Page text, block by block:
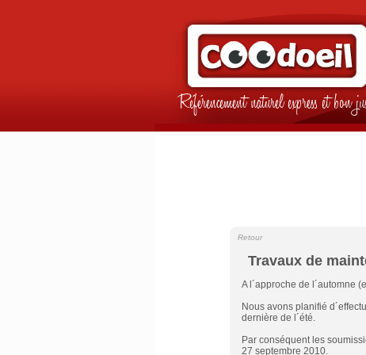
Référencement naturel express et
Travaux de
Retour
A l´approche de l´automne
Nous avons planifié
dernière de l´été.
Par conséquent les
27 septembre 2010.